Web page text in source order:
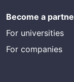
Become a
For universities
For companies